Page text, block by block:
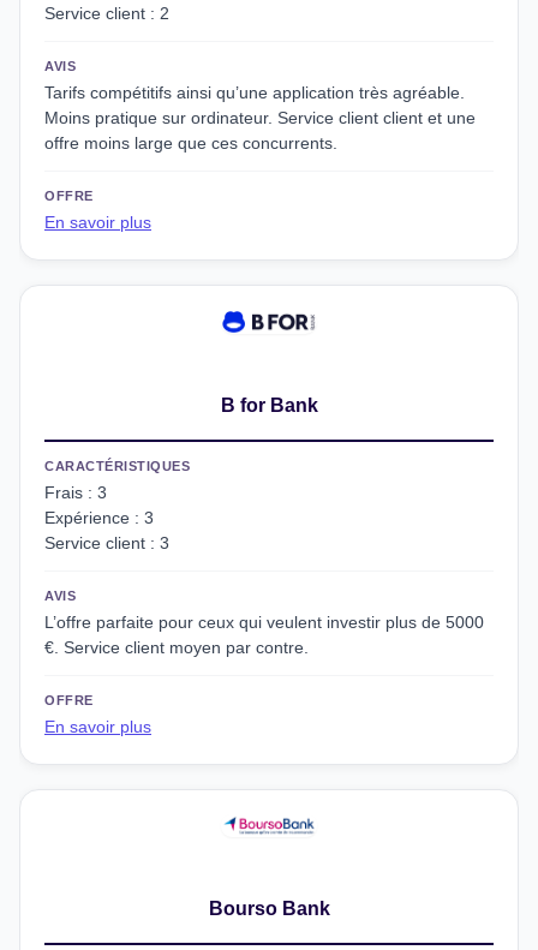
Service client : 2
AVIS
Tarifs compétitifs ainsi qu’une application très agréable.
Moins pratique sur ordinateur. Service client client et une
offre moins large que ces concurrents.
OFFRE
En savoir plus
B for Bank
CARACTÉRISTIQUES
Frais : 3
Expérience : 3
Service client : 3
AVIS
L’offre parfaite pour ceux qui veulent investir plus de 5000
€. Service client moyen par contre.
OFFRE
En savoir plus
Bourso Bank